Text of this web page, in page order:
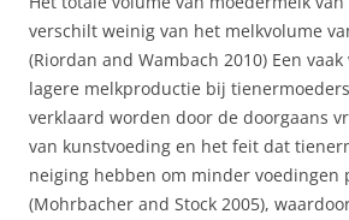
verschilt weinig van het melkvolume
(Riordan and Wambach 2010) Een
lagere melkproductie bij
verklaard worden door de doorgaans
van kunstvoeding en het feit dat
neiging hebben om minder voedingen
(Mohrbacher and Stock 2005),